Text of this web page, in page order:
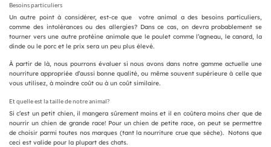
Besoins particuliers
Un autre point à considérer, est-ce que votre animal a des besoins particuliers,
comme des intolérances ou des allergies? Dans ce cas, on devra probablement se
tourner vers une autre protéine animale que le poulet comme l’agneau, le canard, la
dinde ou le porc et le prix sera un peu plus élevé.
À partir de là, nous pourrons évaluer si nous avons dans notre gamme actuelle une
nourriture appropriée d’aussi bonne qualité, ou même souvent supérieure à celle que
vous utilisez, à moindre coût ou à un coût similaire.
Et quelle est la taille de notre animal?
Si c’est un petit chien, il mangera sûrement moins et il en coûtera moins cher que de
nourrir un chien de grande race! Pour un chien de petite race, on peut se permettre
de choisir parmi toutes nos marques (tant la nourriture crue que sèche). Notons que
ceci est valide pour la plupart des chats.